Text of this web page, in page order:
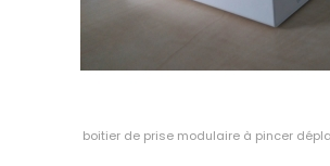
boitier de prise modulaire à pincer